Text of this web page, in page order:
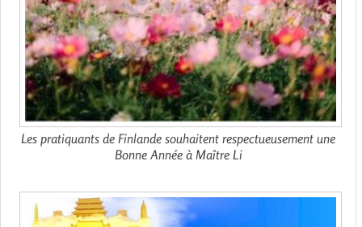
Les pratiquants de Finlande souhaitent respectueusement une
Bonne Année à Maître Li